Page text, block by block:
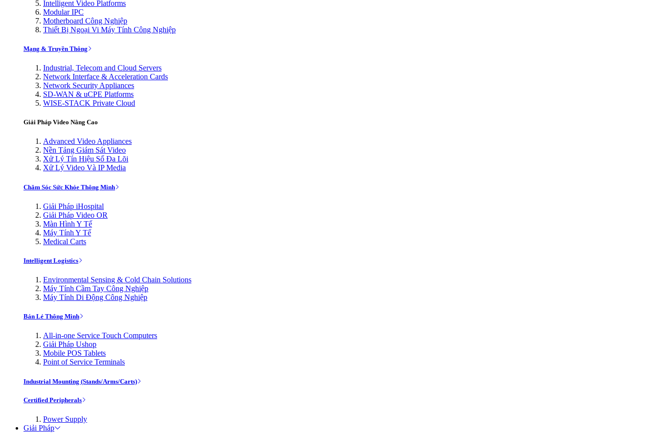
Intelligent Video Platforms
Modular IPC
Motherboard Công Nghiệp
Thiết Bị Ngoại Vi Máy Tính Công Nghiệp
Mạng & Truyền Thông
Industrial, Telecom and Cloud Servers
Network Interface & Acceleration Cards
Network Security Appliances
SD-WAN & uCPE Platforms
WISE-STACK Private Cloud
Giải Pháp Video Nâng Cao
Advanced Video Appliances
Nền Tảng Giám Sát Video
Xử Lý Tín Hiệu Số Đa Lõi
Xử Lý Video Và IP Media
Chăm Sóc Sức Khỏe Thông Minh
Giải Pháp iHospital
Giải Pháp Video OR
Màn Hình Y Tế
Máy Tính Y Tế
Medical Carts
Intelligent Logistics
Environmental Sensing & Cold Chain Solutions
Máy Tính Cầm Tay Công Nghiệp
Máy Tính Di Động Công Nghiệp
Bán Lẻ Thông Minh
All-in-one Service Touch Computers
Giải Pháp Ushop
Mobile POS Tablets
Point of Service Terminals
Industrial Mounting (Stands/Arms/Carts)
Certified Peripherals
Power Supply
Giải Pháp